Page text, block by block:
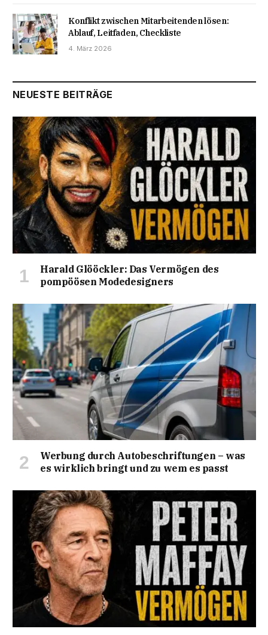
Konflikt zwischen Mitarbeitenden lösen:
Ablauf, Leitfaden, Checkliste
4. März 2026
NEUESTE BEITRÄGE
Harald Glööckler: Das Vermögen des
pompöösen Modedesigners
Werbung durch Autobeschriftungen – was
es wirklich bringt und zu wem es passt